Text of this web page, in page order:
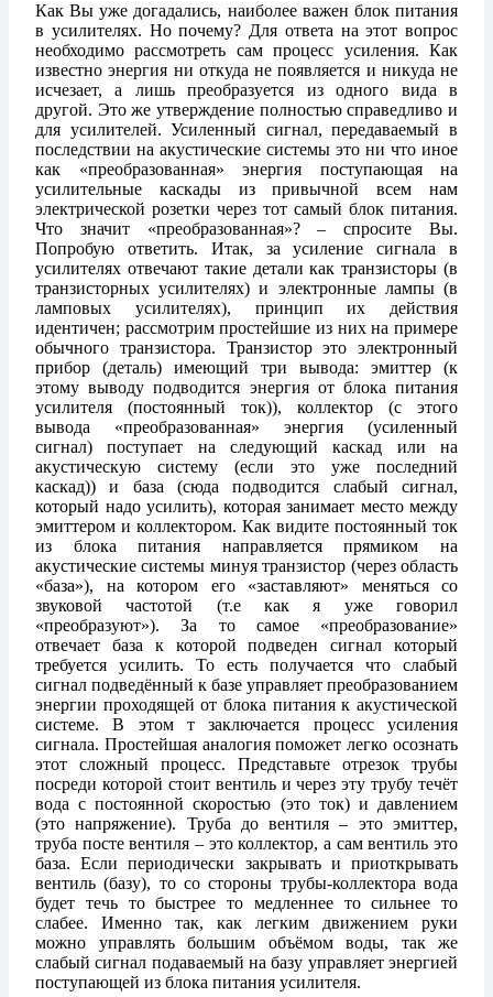
Как Вы уже догадались, наиболее важен блок питания
в усилителях. Но почему? Для ответа на этот вопрос
необходимо рассмотреть сам процесс усиления. Как
известно энергия ни откуда не появляется и никуда не
исчезает, а лишь преобразуется из одного вида в
другой. Это же утверждение полностью справедливо и
для усилителей. Усиленный сигнал, передаваемый в
последствии на акустические системы это ни что иное
как «преобразованная» энергия поступающая на
усилительные каскады из привычной всем нам
электрической розетки через тот самый блок питания.
Что значит «преобразованная»? – спросите Вы.
Попробую ответить. Итак, за усиление сигнала в
усилителях отвечают такие детали как транзисторы (в
транзисторных усилителях) и электронные лампы (в
ламповых усилителях), принцип их действия
идентичен; рассмотрим простейшие из них на примере
обычного транзистора. Транзистор это электронный
прибор (деталь) имеющий три вывода: эмиттер (к
этому выводу подводится энергия от блока питания
усилителя (постоянный ток)), коллектор (с этого
вывода «преобразованная» энергия (усиленный
сигнал) поступает на следующий каскад или на
акустическую систему (если это уже последний
каскад)) и база (сюда подводится слабый сигнал,
который надо усилить), которая занимает место между
эмиттером и коллектором. Как видите постоянный ток
из блока питания направляется прямиком на
акустические системы минуя транзистор (через область
«база»), на котором его «заставляют» меняться со
звуковой частотой (т.е как я уже говорил
«преобразуют»). За то самое «преобразование»
отвечает база к которой подведен сигнал который
требуется усилить. То есть получается что слабый
сигнал подведённый к базе управляет преобразованием
энергии проходящей от блока питания к акустической
системе. В этом т заключается процесс усиления
сигнала. Простейшая аналогия поможет легко осознать
этот сложный процесс. Представьте отрезок трубы
посреди которой стоит вентиль и через эту трубу течёт
вода с постоянной скоростью (это ток) и давлением
(это напряжение). Труба до вентиля – это эмиттер,
труба посте вентиля – это коллектор, а сам вентиль это
база. Если периодически закрывать и приоткрывать
вентиль (базу), то со стороны трубы-коллектора вода
будет течь то быстрее то медленнее то сильнее то
слабее. Именно так, как легким движением руки
можно управлять большим объёмом воды, так же
слабый сигнал подаваемый на базу управляет энергией
поступающей из блока питания усилителя.